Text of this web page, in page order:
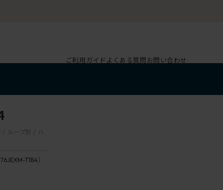
ご利用ガイド よくある質問お問い合わせ
/ ループ肘 / ハ
T1B4）